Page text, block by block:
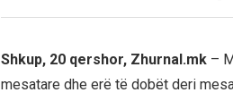
Shkup, 20 qershor, Zhurnal.mk–
mesatare dhe erë të dobët deri